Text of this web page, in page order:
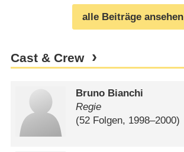
alle Beiträge ansehen
Cast & Crew
Bruno Bianchi
Regie
(52 Folgen, 1998⁠–⁠2000)